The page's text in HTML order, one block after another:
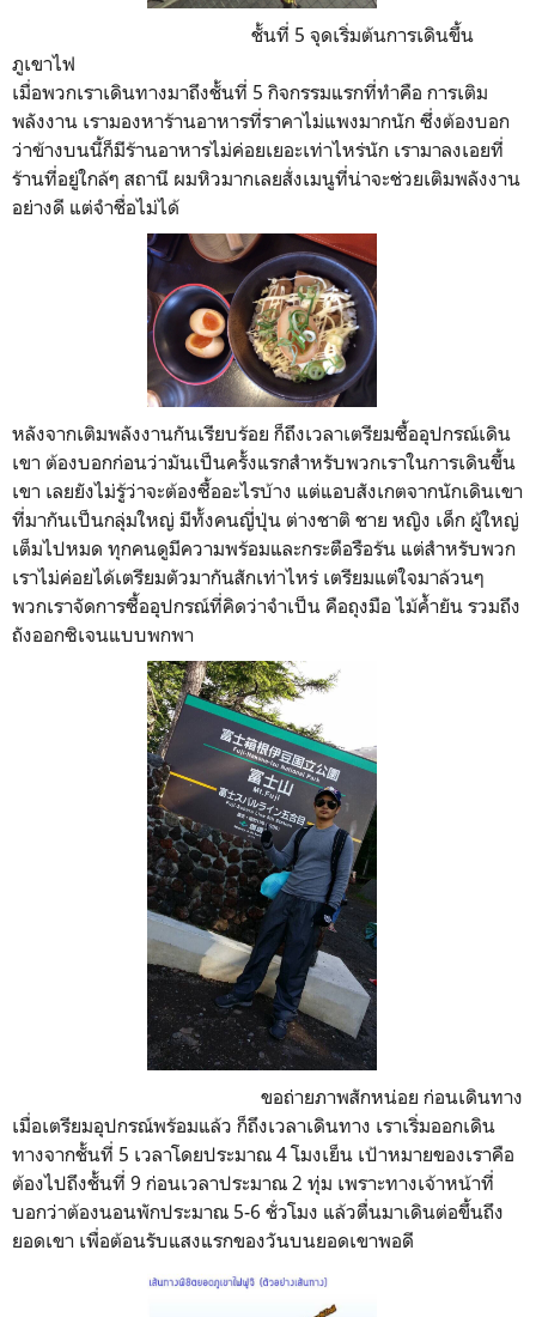
ชั้นที่ 5 จุดเริ่มต้นการเดินขึ้น
ภูเขาไฟ
เมื่อพวกเราเดินทางมาถึงชั้นที่ 5 กิจกรรมแรกที่ทำคือ การเติม
พลังงาน เรามองหาร้านอาหารที่ราคาไม่แพงมากนัก ซึ่งต้องบอก
ว่าข้างบนนี้ก็มีร้านอาหารไม่ค่อยเยอะเท่าไหร่นัก เรามาลงเอยที่
ร้านที่อยู่ใกล้ๆ สถานี ผมหิวมากเลยสั่งเมนูที่น่าจะช่วยเติมพลังงาน
อย่างดี แต่จำชื่อไม่ได้
หลังจากเติมพลังงานกันเรียบร้อย ก็ถึงเวลาเตรียมซื้ออุปกรณ์เดิน
เขา ต้องบอกก่อนว่ามันเป็นครั้งแรกสำหรับพวกเราในการเดินขึ้น
เขา เลยยังไม่รู้ว่าจะต้องซื้ออะไรบ้าง แต่แอบสังเกตจากนักเดินเขา
ที่มากันเป็นกลุ่มใหญ่ มีทั้งคนญี่ปุ่น ต่างชาติ ชาย หญิง เด็ก ผู้ใหญ่
เต็มไปหมด ทุกคนดูมีความพร้อมและกระตือรือร้น แต่สำหรับพวก
เราไม่ค่อยได้เตรียมตัวมากันสักเท่าไหร่ เตรียมแต่ใจมาล้วนๆ
พวกเราจัดการซื้ออุปกรณ์ที่คิดว่าจำเป็น คือถุงมือ ไม้ค้ำยัน รวมถึง
ถังออกซิเจนแบบพกพา
ขอถ่ายภาพสักหน่อย ก่อนเดินทาง
เมื่อเตรียมอุปกรณ์พร้อมแล้ว ก็ถึงเวลาเดินทาง เราเริ่มออกเดิน
ทางจากชั้นที่ 5 เวลาโดยประมาณ 4 โมงเย็น เป้าหมายของเราคือ
ต้องไปถึงชั้นที่ 9 ก่อนเวลาประมาณ 2 ทุ่ม เพราะทางเจ้าหน้าที่
บอกว่าต้องนอนพักประมาณ 5-6 ชั่วโมง แล้วตื่นมาเดินต่อขึ้นถึง
ยอดเขา เพื่อต้อนรับแสงแรกของวันบนยอดเขาพอดี